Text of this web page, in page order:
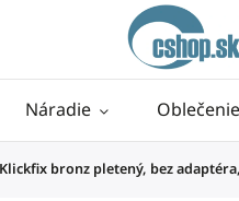
Náradie Oblečenie
bronz pletený, bez